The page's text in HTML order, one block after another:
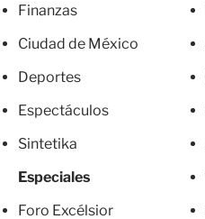
Finanzas
Ciudad de México
Deportes
Espectáculos
Sintetika
Especiales
Foro Excélsior